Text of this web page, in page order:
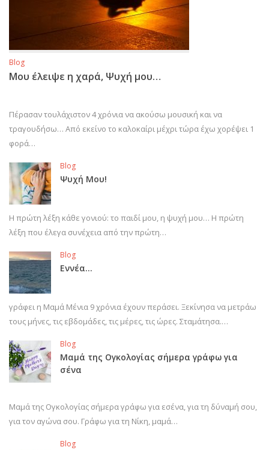
Blog
Μου έλειψε η χαρά, Ψυχή μου…
Πέρασαν τουλάχιστον 4 χρόνια να ακούσω μουσική και να
τραγουδήσω… Από εκείνο το καλοκαίρι μέχρι τώρα έχω χορέψει 1
φορά…
Blog
Ψυχή Μου!
Η πρώτη λέξη κάθε γονιού: το παιδί μου, η ψυχή μου… Η πρώτη
λέξη που έλεγα συνέχεια από την πρώτη…
Blog
Εννέα…
γράφει η Μαμά Μένια 9 χρόνια έχουν περάσει. Ξεκίνησα να μετράω
τους μήνες, τις εβδομάδες, τις μέρες, τις ώρες. Σταμάτησα.…
Blog
Μαμά της Ογκολογίας σήμερα γράφω για
σένα
Μαμά της Ογκολογίας σήμερα γράφω για εσένα, για τη δύναμή σου,
για τον αγώνα σου. Γράφω για τη Νίκη, μαμά…
Blog